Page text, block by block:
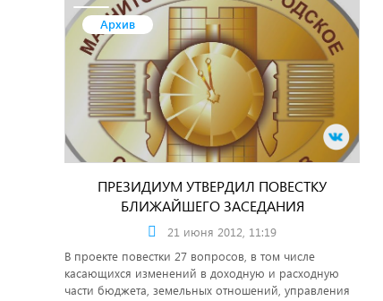
Архив
ПРЕЗИДИУМ УТВЕРДИЛ ПОВЕСТКУ
БЛИЖАЙШЕГО ЗАСЕДАНИЯ
21 июня 2012, 11:19
В проекте повестки 27 вопросов, в том числе
касающихся изменений в доходную и расходную
части бюджета, земельных отношений, управления